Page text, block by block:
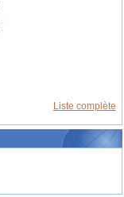
Liste complète